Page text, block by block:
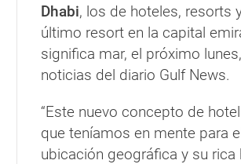
Dhabi, los de hoteles, resorts
último resort en la capital
significa mar, el próximo
noticias del diario Gulf News.
“Este nuevo concepto de
que teníamos en mente para
ubicación geográfica y su